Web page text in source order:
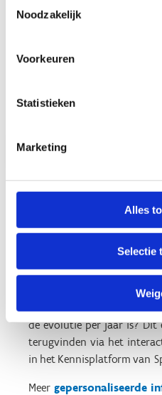
Noodzakelijk
Voorkeuren
Statistieken
Marketing
Alles
Selectie
ouders wanneer je de
meegeeft. Ook de
nodige info over het
bezorgen.
Ontdek het
je buurt
Meten is
Wil je weten hoe jouw
opzichte van andere
sporten er als favoriet
de evolutie per jaar is? Dit
terugvinden via het
in het Kennisplatform van
Meer gepersonaliseerde